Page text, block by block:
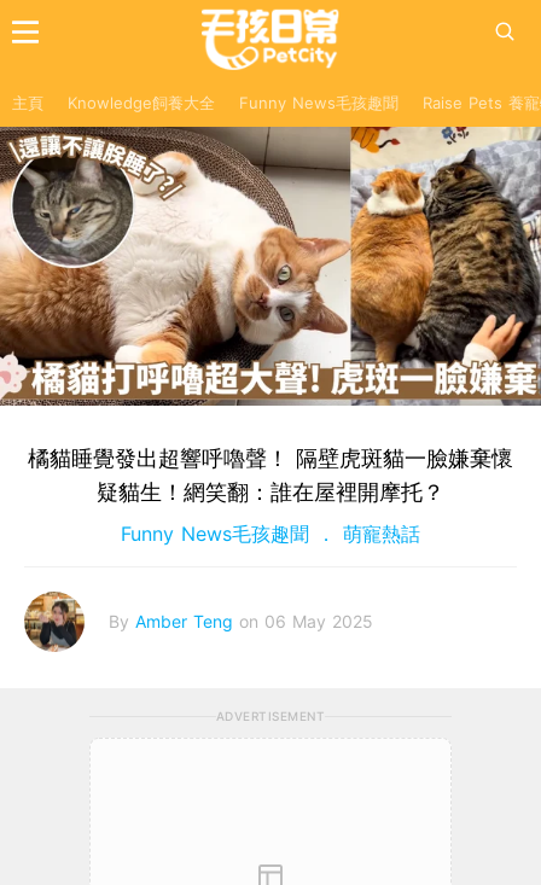
主頁 Knowledge飼養大全 Funny News毛孩趣聞 Raise Pets 養
橘貓睡覺發出超響呼嚕聲！ 隔壁虎斑貓一臉嫌棄懷
疑貓生！網笑翻：誰在屋裡開摩托？
Funny News毛孩趣聞 萌寵熱話
By Amber Teng on 06 May 2025
ADVERTISEMENT